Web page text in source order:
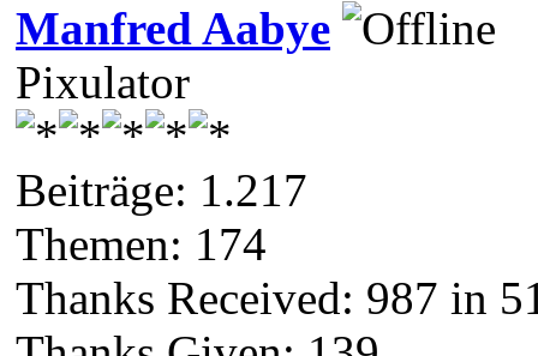
Manfred Aabye
Pixulator
Beiträge: 1.217
Themen: 174
Thanks Received: 987 in